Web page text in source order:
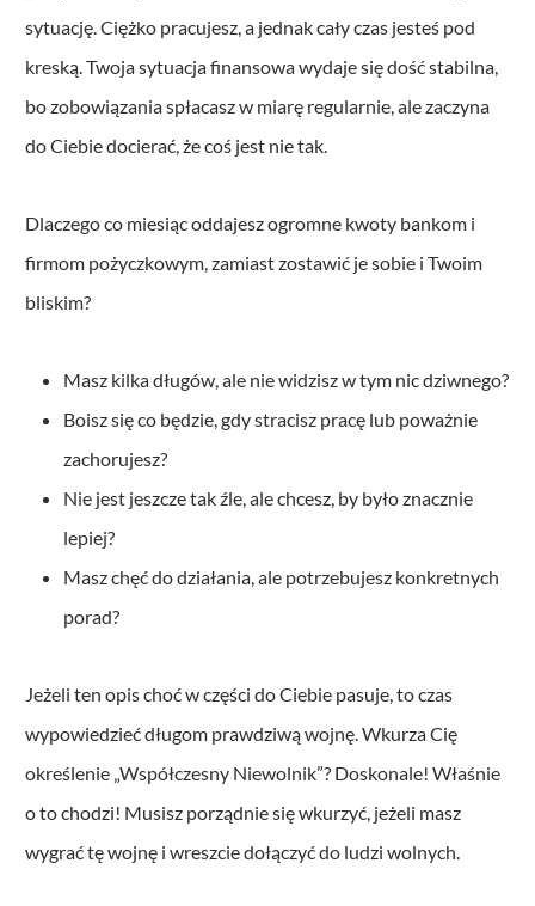
sytuację. Ciężko pracujesz, a jednak cały czas jesteś pod
kreską. Twoja sytuacja finansowa wydaje się dość stabilna,
bo zobowiązania spłacasz w miarę regularnie, ale zaczyna
do Ciebie docierać, że coś jest nie tak.
Dlaczego co miesiąc oddajesz ogromne kwoty bankom i
firmom pożyczkowym, zamiast zostawić je sobie i Twoim
bliskim?
Masz kilka długów, ale nie widzisz w tym nic dziwnego?
Boisz się co będzie, gdy stracisz pracę lub poważnie
zachorujesz?
Nie jest jeszcze tak źle, ale chcesz, by było znacznie
lepiej?
Masz chęć do działania, ale potrzebujesz konkretnych
porad?
Jeżeli ten opis choć w części do Ciebie pasuje, to czas
wypowiedzieć długom prawdziwą wojnę. Wkurza Cię
określenie „Współczesny Niewolnik”? Doskonale! Właśnie
o to chodzi! Musisz porządnie się wkurzyć, jeżeli masz
wygrać tę wojnę i wreszcie dołączyć do ludzi wolnych.